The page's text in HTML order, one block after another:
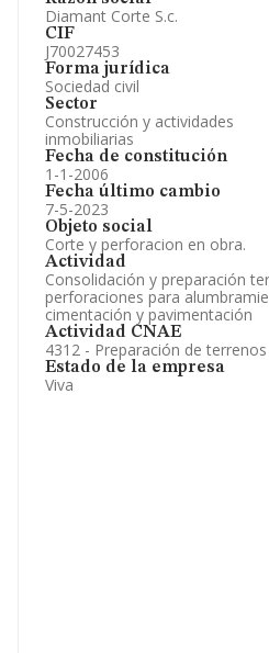
Diamant Corte S.c.
CIF
J70027453
Forma jurídica
Sociedad civil
Sector
Construcción y actividades
inmobiliarias
Fecha de constitución
1-1-2006
Fecha último cambio
7-5-2023
Objeto social
Corte y perforacion en obra.
Actividad
Consolidación y preparación
perforaciones para
cimentación y pavimentación
Actividad CNAE
4312 - Preparación de terrenos
Estado de la empresa
Viva